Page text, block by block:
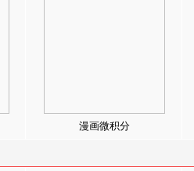
漫画微积分